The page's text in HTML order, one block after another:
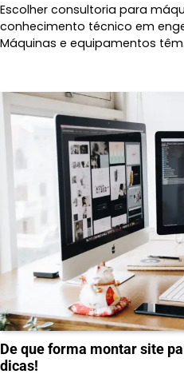
Escolher consultoria para
conhecimento técnico em
Máquinas e equipamentos
De que forma montar site
dicas!